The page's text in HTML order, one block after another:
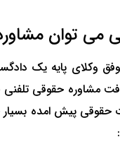
می توان
وکلای پایه یک
مشاوره حقوقی تلفنی
پیش امده بسیار